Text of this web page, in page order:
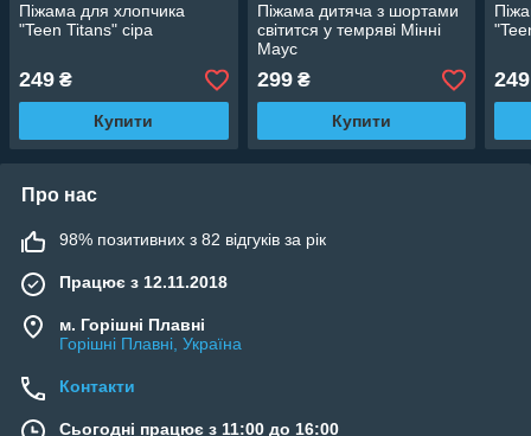
Піжама для хлопчика
"Teen Titans" сіра
249 ₴
Купити
Піжама дитяча з шортами
світится у темряві Мінні
Маус
299₴
Купити
249
Про нас
98% позитивних з 82 відгуків за рік
Працює з 12.11.2018
м. Горішні Плавні
Горішні Плавні, Україна
Контакти
Сьогодні працює з 11:00 до 16:00